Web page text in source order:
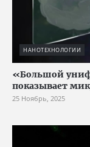
НАНОТЕХНОЛОГИИ
«Большой
показывает
25 Ноябрь, 2025